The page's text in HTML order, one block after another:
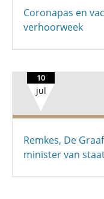
Coronapas en
verhoorweek
10
jul
Remkes, De
minister van